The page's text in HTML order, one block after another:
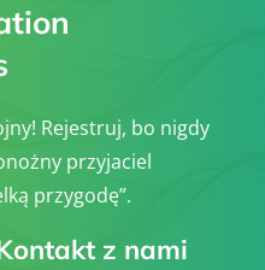
Rejestruj, bo nigdy
przyjaciel
przygodę”.
z nami